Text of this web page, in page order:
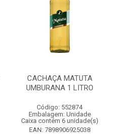
CACHAÇA MATUTA
UMBURANA 1 LITRO
Código: 552874
Embalagem: Unidade
Caixa contém 6 unidade(s)
EAN: 7898906925038